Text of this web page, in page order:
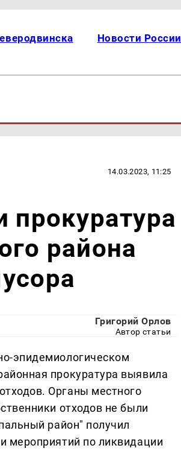
Новости России
14.03.2023, 11:25
прокуратура
района
Григорий Орлов
Автор статьи
эпидемиологическом
прокуратура выявила
Органы местного
отходов не были
район" получил
мероприятий по ликвидации